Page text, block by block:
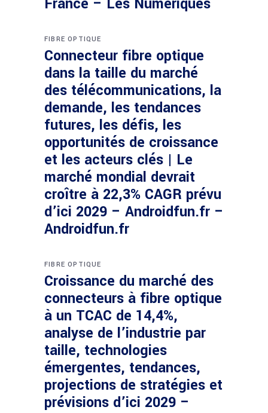
FIBRE OPTIQUE
Connecteur fibre optique
dans la taille du marché
des télécommunications, la
demande, les tendances
futures, les défis, les
opportunités de croissance
et les acteurs clés | Le
marché mondial devrait
croître à 22,3% CAGR prévu
d’ici 2029 – Androidfun.fr –
Androidfun.fr
FIBRE OPTIQUE
Croissance du marché des
connecteurs à fibre optique
à un TCAC de 14,4%,
analyse de l’industrie par
taille, technologies
émergentes, tendances,
projections de stratégies et
prévisions d’ici 2029 –